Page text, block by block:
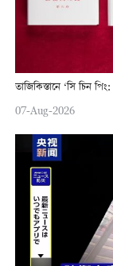
তাজিকিস্তানে ‘সি চিন
07-Aug-2026